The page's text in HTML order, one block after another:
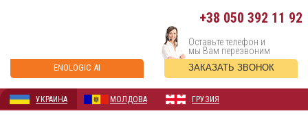
+38 050 392 11 92
ENOLOGIC AI
Оставьте телефон и
мы Вам перезвоним
ЗАКАЗАТЬ ЗВОНОК
УКРАИНА МОЛДОВА ГРУЗИЯ